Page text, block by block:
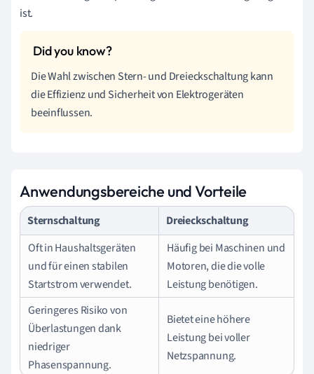
ist.
Die Wahl zwischen Stern- und Dreieckschaltung kann
die Effizienz und Sicherheit von Elektrogeräten
beeinflussen.
Anwendungsbereiche und Vorteile
Sternschaltung
Dreieckschaltung
Oft in Haushaltsgeräten
und für einen stabilen
Startstrom verwendet.
Häuﬁg bei Maschinen und
Motoren, die die volle
Leistung benötigen.
Geringeres Risiko von
Überlastungen dank
niedriger
Phasenspannung.
Bietet eine höhere
Leistung bei voller
Netzspannung.